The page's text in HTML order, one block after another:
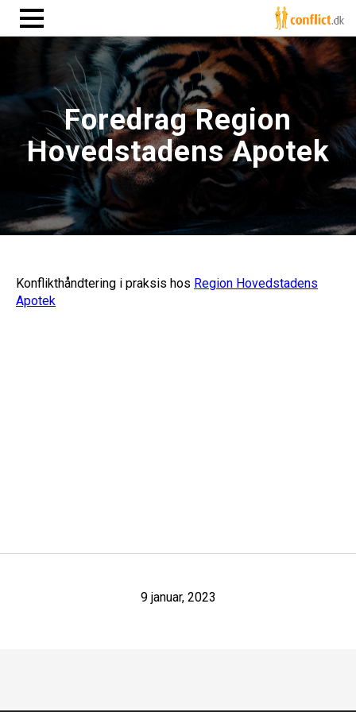
Foredrag Region
Hovedstadens Apotek
Konflikthåndtering i praksis hos Region Hovedstadens
Apotek
9 januar, 2023